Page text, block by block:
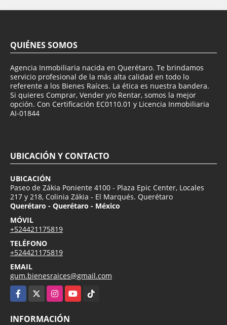
QUIÉNES SOMOS
Agencia Inmobiliaria nacida en Querétaro. Te brindamos
servicio profesional de la más alta calidad en todo lo
referente a los Bienes Raíces. La ética es nuestra bandera.
Si quieres Comprar, Vender y/o Rentar, somos la mejor
opción. Con Certificación EC0110.01 y Licencia Inmobiliaria
AI-01844
UBICACIÓN Y CONTACTO
UBICACIÓN
Paseo de Zákia Poniente 4100 - Plaza Epic Center, Locales
217 y 218, Colinia Zákia - El Marqués. Querétaro
Querétaro - Querétaro - México
MÓVIL
+524421175819
TELÉFONO
+524421175819
EMAIL
gum.bienesraices@gmail.com
Facebook
InstagramYouTubeTikTok
INFORMACIÓN